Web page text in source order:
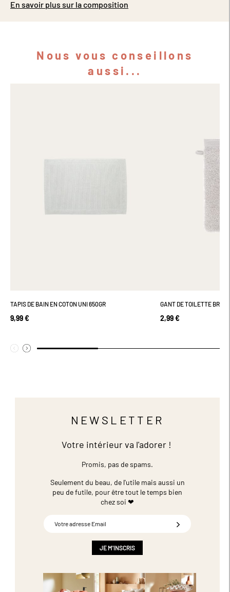
En savoir plus sur la composition
Nous vous conseillons
aussi...
TAPIS DE BAIN EN COTON UNI 650GR
9,99 €
GANT DE TOILETTE
2,99 €
NEWSLETTER
Votre intérieur va l'adorer !
Promis, pas de spams.
Seulement du beau, de l'utile mais aussi un
peu de futile, pour être tout le temps bien
chez soi ❤
JE M'INSCRIS